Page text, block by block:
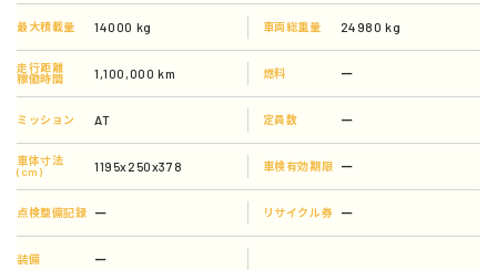
最大積載量 14000 kg 車両総重量 24980 kg
走行距離
稼働時間
1,100,000 km 燃料 ー
ミッション AT 定員数 ー
車体寸法
(cm)
1195x250x378 車検有効期限 ー
点検整備記録 ー リサイクル券 ー
装備 ー